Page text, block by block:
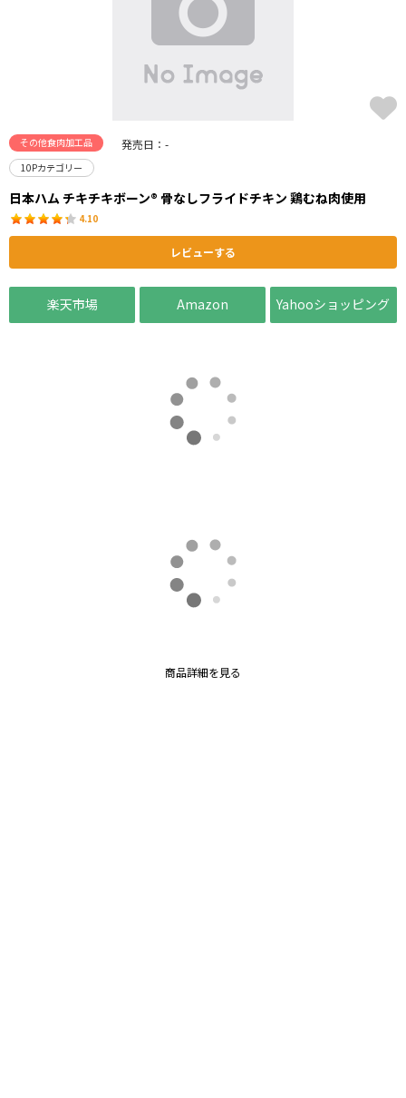
その他食肉加工品 発売日：-
10Pカテゴリー
日本ハム チキチキボーン® 骨なしフライドチキン 鶏むね肉使用
4.10
レビューする
楽天市場 Amazon Yahooショッピング
商品詳細を見る